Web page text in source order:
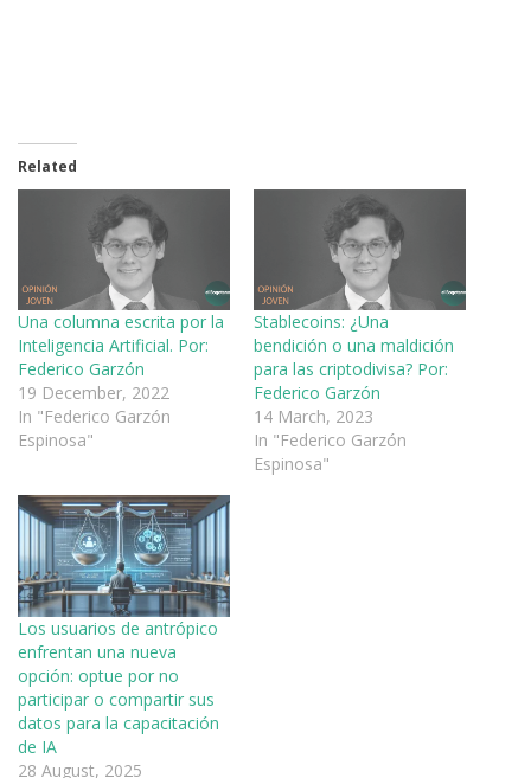
Related
Una columna escrita por la
Inteligencia Artificial. Por:
Federico Garzón
19 December, 2022
In "Federico Garzón
Espinosa"
Stablecoins: ¿Una
bendición o una maldición
para las criptodivisa? Por:
Federico Garzón
14 March, 2023
In "Federico Garzón
Espinosa"
Los usuarios de antrópico
enfrentan una nueva
opción: optue por no
participar o compartir sus
datos para la capacitación
de IA
28 August, 2025